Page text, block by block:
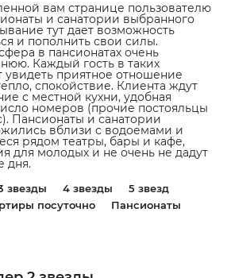
вам странице пользователю
и санатории выбранного
тут дает возможность
и пополнить свои силы.
в пансионатах очень
Каждый гость в таких
увидеть приятное отношение
спокойствие. Клиента ждут
с местной кухни, удобная
номеров (прочие постояльцы
Пансионаты и санатории
вблизи с водоемами и
рядом театры, бары и кафе,
для молодых и не очень не дадут
дня.
звезды 4 звезды
5 звезд
посуточно
Пансионаты